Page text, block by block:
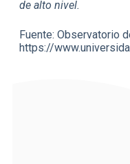
de alto nivel.
Fuente: Observatorio
https://